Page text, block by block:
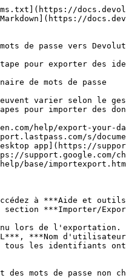
de passe vers
pour exporter des
de mots de passe
peuvent varier selon
pour importer des
help/export-your-
s/
app](https://
support.google.com/
base/
à ***Aide et
***Importer/
lors de l'exportation.
***Nom
tous les identifiants
mots de passe non